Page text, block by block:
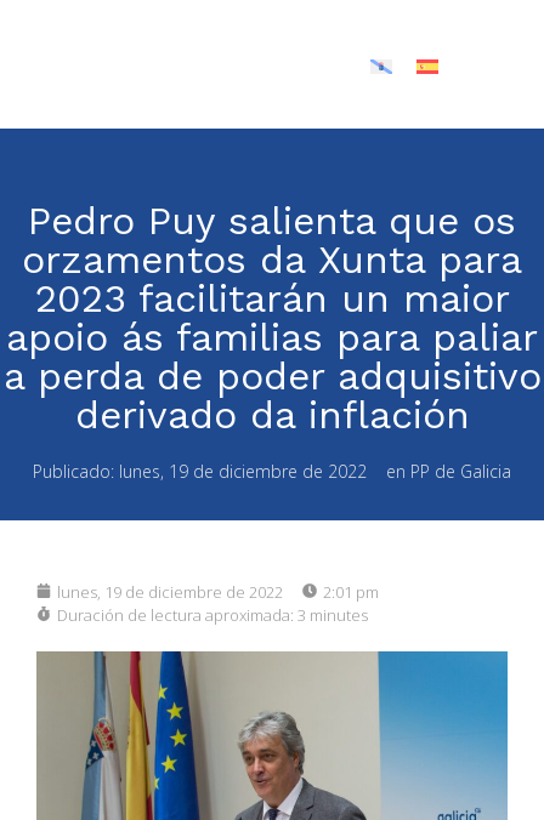
Pedro Puy salienta que os
orzamentos da Xunta para
2023 facilitarán un maior
apoio ás familias para paliar
a perda de poder adquisitivo
derivado da inflación
Publicado: lunes, 19 de diciembre de 2022 en PP de Galicia
lunes, 19 de diciembre de 2022
2:01 pm
Duración de lectura aproximada: 3 minutes